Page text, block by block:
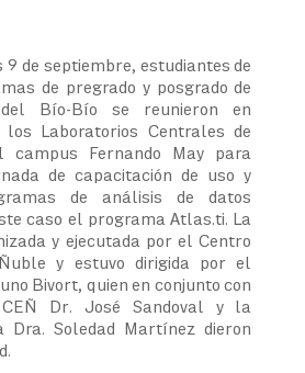
9 de septiembre, estudiantes de
de pregrado y posgrado de
Bío-Bío se reunieron en
los Laboratorios Centrales de
campus Fernando May para
de capacitación de uso y
de análisis de datos
caso el programa Atlas.ti. La
y ejecutada por el Centro
y estuvo dirigida por el
Bivort, quien en conjunto con
Dr. José Sandoval y la
Dra. Soledad Martínez dieron